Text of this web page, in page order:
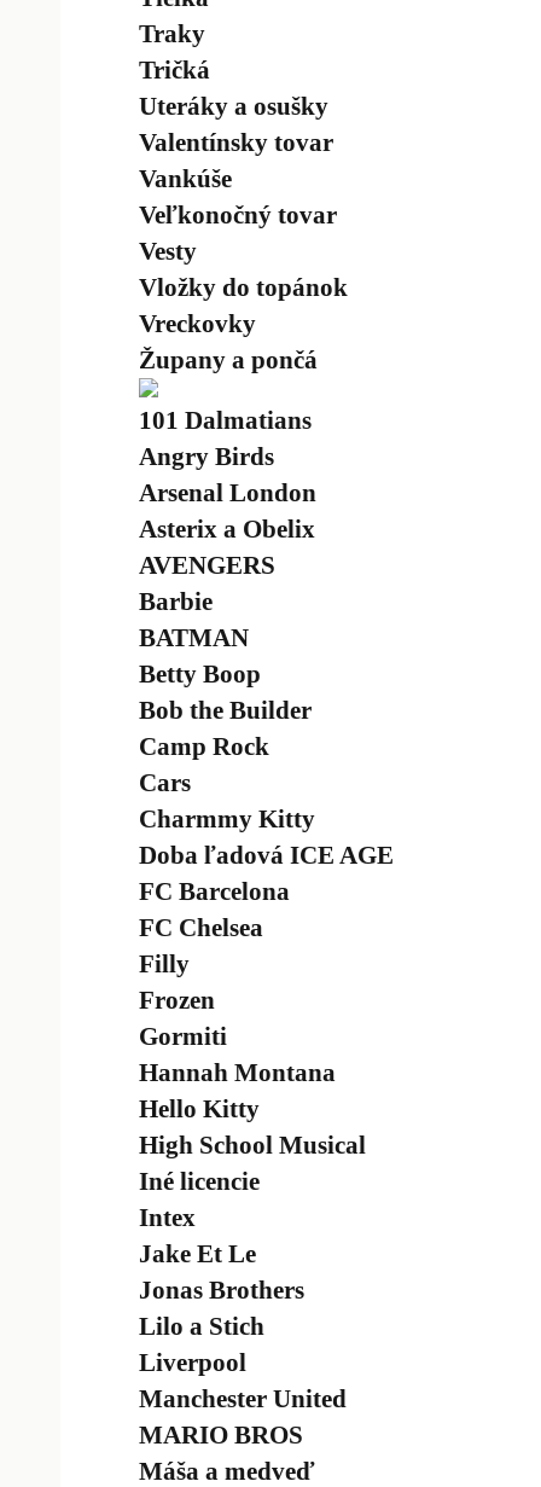
Traky
Tričká
Uteráky a osušky
Valentínsky tovar
Vankúše
Veľkonočný tovar
Vesty
Vložky do topánok
Vreckovky
Župany a pončá
101 Dalmatians
Angry Birds
Arsenal London
Asterix a Obelix
AVENGERS
Barbie
BATMAN
Betty Boop
Bob the Builder
Camp Rock
Cars
Charmmy Kitty
Doba ľadová ICE AGE
FC Barcelona
FC Chelsea
Filly
Frozen
Gormiti
Hannah Montana
Hello Kitty
High School Musical
Iné licencie
Intex
Jake Et Le
Jonas Brothers
Lilo a Stich
Liverpool
Manchester United
MARIO BROS
Máša a medveď